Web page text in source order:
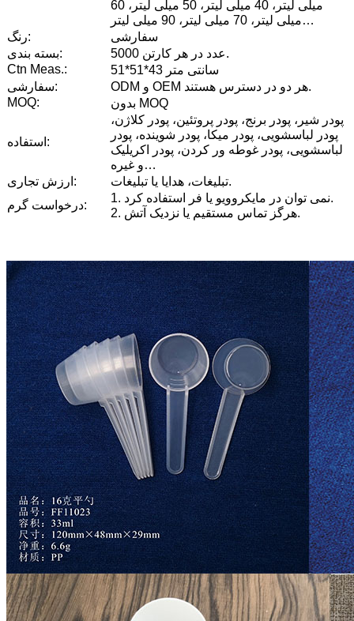
میلی لیتر، 40 میلی لیتر، 50 میلی لیتر، 60
میلی لیتر، 70 میلی لیتر، 90 میلی لیتر…
رنگ:
سفارشی
بسته بندی:
5000 عدد در هر کارتن.
Ctn Meas.:
51*51*43 سانتی متر
سفارشی:
ODM و OEM هر دو در دسترس هستند.
MOQ:
بدون MOQ
استفاده:
پودر شیر، پودر برنج، پودر پروتئین، پودر کلاژن،
پودر لباسشویی، پودر میکا، پودر شوینده، پودر
لباسشویی، پودر غوطه ور کردن، پودر اکریلیک
و غیره…
ارزش تجاری:
تبلیغات، هدایا یا تبلیغات.
درخواست گرم:
1. نمی توان در مایکروویو یا فر استفاده کرد.
2. هرگز تماس مستقیم یا نزدیک آتش.